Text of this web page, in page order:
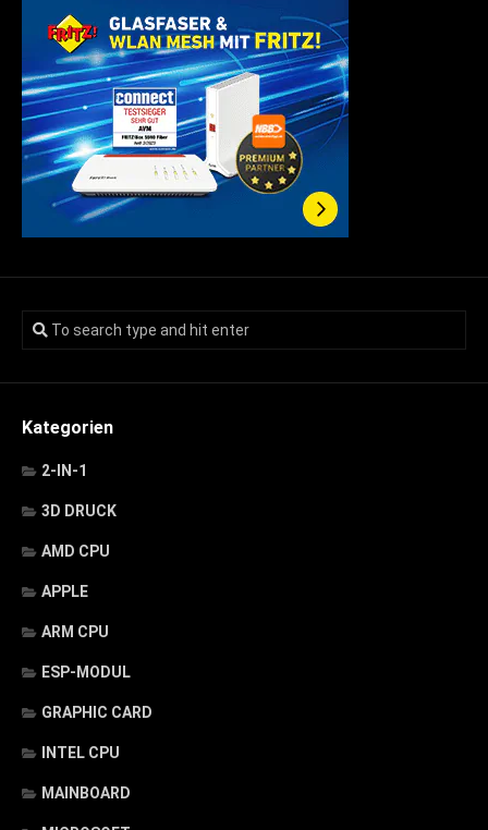
Kategorien
2-IN-1
3D DRUCK
AMD CPU
APPLE
ARM CPU
ESP-MODUL
GRAPHIC CARD
INTEL CPU
MAINBOARD